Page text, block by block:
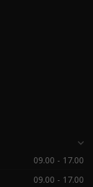
09.00 - 17.00
09.00 - 17.00